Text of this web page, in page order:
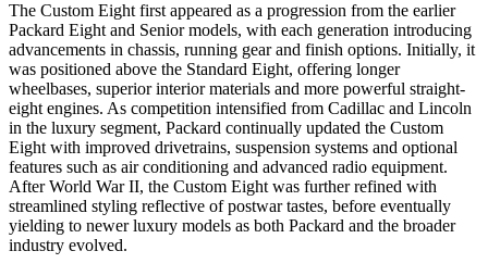
The Custom Eight first appeared as a progression from the earlier
Packard Eight and Senior models, with each generation introducing
advancements in chassis, running gear and finish options. Initially, it
was positioned above the Standard Eight, offering longer
wheelbases, superior interior materials and more powerful straight-
eight engines. As competition intensified from Cadillac and Lincoln
in the luxury segment, Packard continually updated the Custom
Eight with improved drivetrains, suspension systems and optional
features such as air conditioning and advanced radio equipment.
After World War II, the Custom Eight was further refined with
streamlined styling reflective of postwar tastes, before eventually
yielding to newer luxury models as both Packard and the broader
industry evolved.